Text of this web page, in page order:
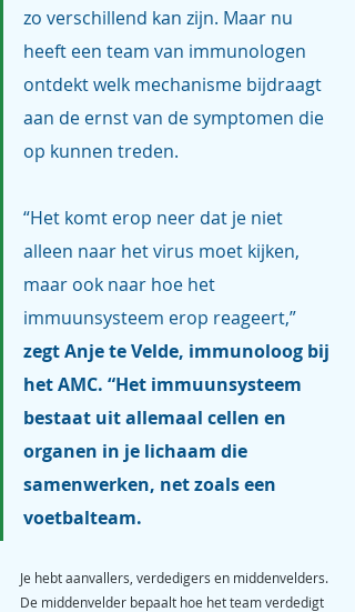
zo verschillend kan zijn. Maar nu
heeft een team van immunologen
ontdekt welk mechanisme bijdraagt
aan de ernst van de symptomen die
op kunnen treden.
“Het komt erop neer dat je niet
alleen naar het virus moet kijken,
maar ook naar hoe het
immuunsysteem erop reageert,”
zegt Anje te Velde, immunoloog bij
het AMC. “Het immuunsysteem
bestaat uit allemaal cellen en
organen in je lichaam die
samenwerken, net zoals een
voetbalteam.
Je hebt aanvallers, verdedigers en middenvelders.
De middenvelder bepaalt hoe het team verdedigt